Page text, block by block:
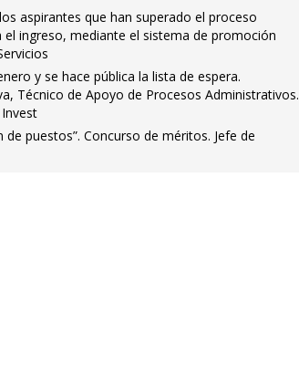
aspirantes que han superado el proceso
ingreso, mediante el sistema de promoción
y se hace pública la lista de espera.
Técnico de Apoyo de Procesos Administrativos.
puestos”. Concurso de méritos. Jefe de